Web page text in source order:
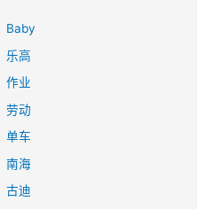
Baby
乐高
作业
劳动
单车
南海
古迪